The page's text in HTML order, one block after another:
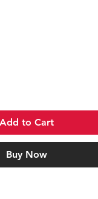
Add to Cart
Buy Now